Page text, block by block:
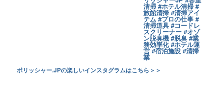
ポリッシャー.JPの楽しいインスタグラムはこちら＞＞